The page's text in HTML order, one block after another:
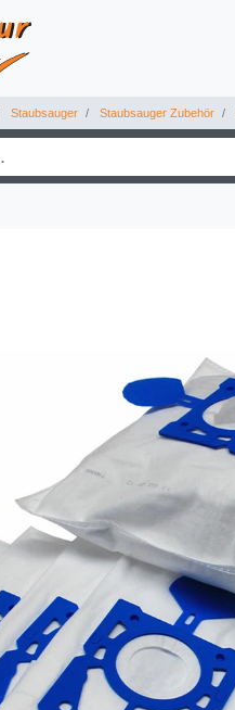
Staubsauger Staubsauger Zubehör